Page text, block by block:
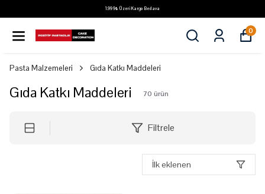
1.999₺ Üzeri Kargo Bedava
0
Pasta Malzemeleri Gıda Katkı Maddeleri
Gıda Katkı Maddeleri 70 ürün
Filtrele
İlk eklenen